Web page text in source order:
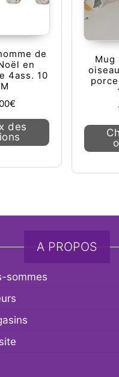
de
en
4ass. 10
€
des
Ce produit a
Mug
A PROPOS
sommes